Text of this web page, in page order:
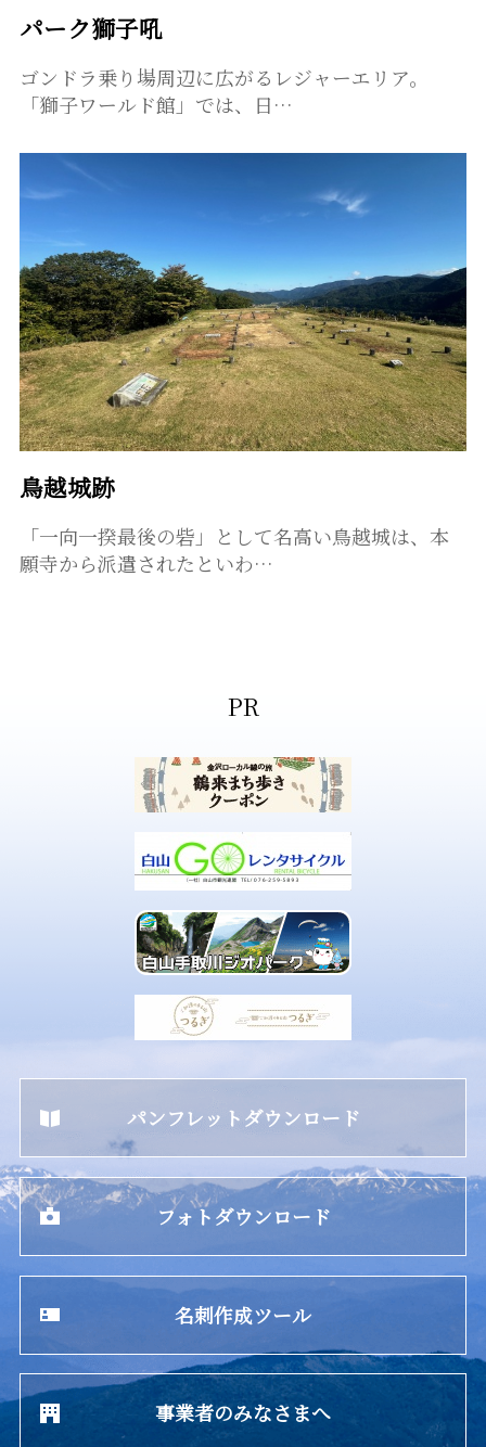
パーク獅子吼
ゴンドラ乗り場周辺に広がるレジャーエリア。
「獅子ワールド館」では、日…
鳥越城跡
「一向一揆最後の砦」として名高い鳥越城は、本
願寺から派遣されたといわ…
パンフレットダウンロード
フォトダウンロード
名刺作成ツール
事業者のみなさまへ